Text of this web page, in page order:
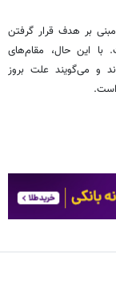
مبنی بر هدف قرار گرفتن
این حال، مقام‌های
و می‌گویند علت بروز